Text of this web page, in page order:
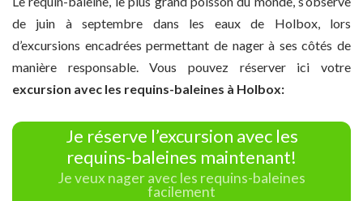
de juin à septembre dans les eaux de Holbox, lors
d’excursions encadrées permettant de nager à ses côtés de
manière responsable. Vous pouvez réserver ici votre
excursion avec les requins-baleines à Holbox:
Je réserve l’excursion avec les
requins-baleines maintenant!
Je veux nager avec les requins-baleines
facilement